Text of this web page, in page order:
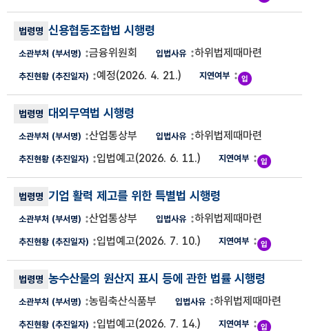
신용협동조합법 시행령
금융위원회
하위법제때마련
예정(2026. 4. 21.)
대외무역법 시행령
산업통상부
하위법제때마련
입법예고(2026. 6. 11.)
기업 활력 제고를 위한 특별법 시행령
산업통상부
하위법제때마련
입법예고(2026. 7. 10.)
농수산물의 원산지 표시 등에 관한 법률 시행령
농림축산식품부
하위법제때마련
입법예고(2026. 7. 14.)